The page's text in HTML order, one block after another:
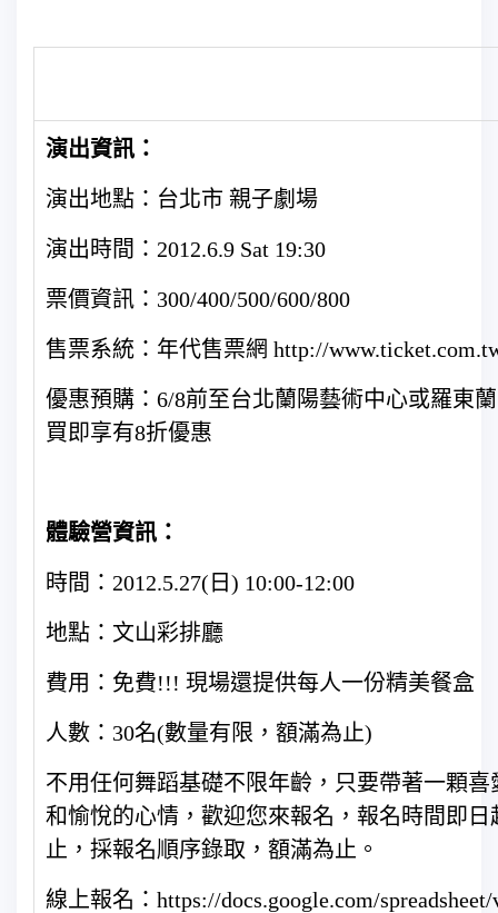
演出資訊：
演出地點：台北市 親子劇場
演出時間：2012.6.9 Sat 19:30
票價資訊：300/400/500/600/800
售票系統：年代售票網 http://
優惠預購：6/8前至台北蘭陽藝術中心或羅東
買即享有8折優惠
體驗營資訊：
時間：2012.5.27(日) 10:00-12:00
地點：文山彩排廳
費用：免費!!! 現場還提供每人一份精美餐盒
人數：30名(數量有限，額滿為止)
不用任何舞蹈基礎不限年齡，只要帶著一顆喜
和愉悅的心情，歡迎您來報名，報名時間即日
止，採報名順序錄取，額滿為止。
線上報名：https://docs.google.com/